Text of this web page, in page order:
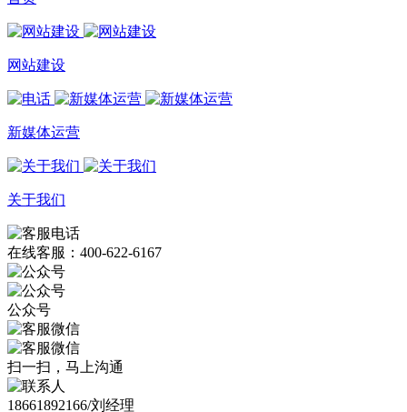
网站建设
新媒体运营
关于我们
在线客服：400-622-6167
公众号
扫一扫，马上沟通
18661892166/刘经理